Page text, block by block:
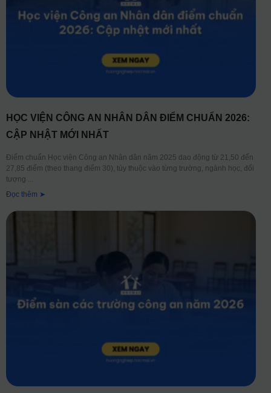
HỌC VIỆN CÔNG AN NHÂN DÂN ĐIỂM CHUẨN 2026:
CẬP NHẬT MỚI NHẤT
Điểm chuẩn Học viện Công an Nhân dân năm 2025 dao động từ 21,50 đến
27,85 điểm (theo thang điểm 30), tùy thuộc vào từng trường, ngành học, đối
tượng
Đọc thêm ➤